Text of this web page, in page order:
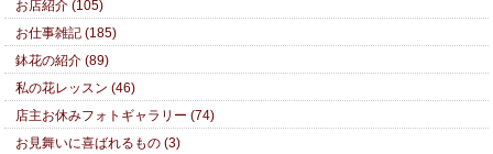
お店紹介 (105)
お仕事雑記 (185)
鉢花の紹介 (89)
私の花レッスン (46)
店主お休みフォトギャラリー (74)
お見舞いに喜ばれるもの (3)